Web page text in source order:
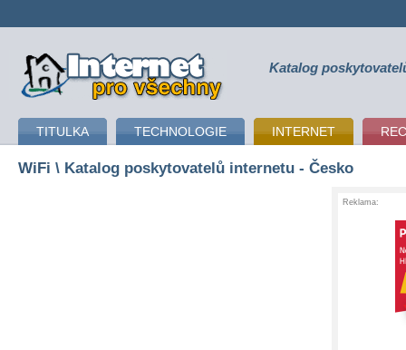
připojení k internetu Katalog
TITULKA TECHNOLOGIE INTERNET
WiFi \ Katalog poskytovatelů internetu - Česko
Reklama: